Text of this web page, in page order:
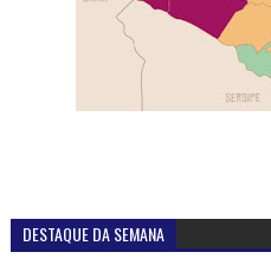
DESTAQUE DA SEMANA